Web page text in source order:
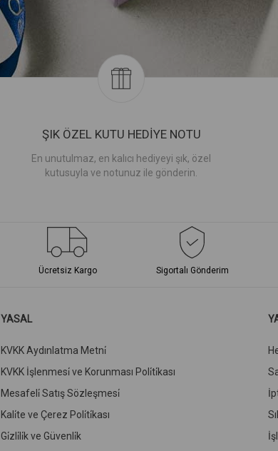
ŞIK ÖZEL KUTU HEDİYE NOTU
En unutulmaz, en kalıcı hediyeyi şık, özel
kutusuyla ve notunuz ile gönderin.
Ücretsiz Kargo Sigortalı Gönderim
YASAL
KVKK Aydınlatma Metni̇
KVKK İşlenmesi̇ ve Korunması Poli̇ti̇kası
Mesafeli̇ Satış Sözleşmesi̇
Kali̇te ve Çerez Poli̇ti̇kası
Gi̇zli̇li̇k ve Güvenli̇k